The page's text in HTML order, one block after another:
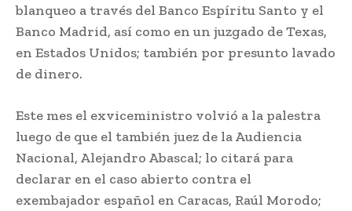
blanqueo a través del Banco Espíritu Santo y el
Banco Madrid, así como en un juzgado de Texas,
en Estados Unidos; también por presunto lavado
de dinero.
Este mes el exviceministro volvió a la palestra
luego de que el también juez de la Audiencia
Nacional, Alejandro Abascal; lo citará para
declarar en el caso abierto contra el
exembajador español en Caracas, Raúl Morodo;